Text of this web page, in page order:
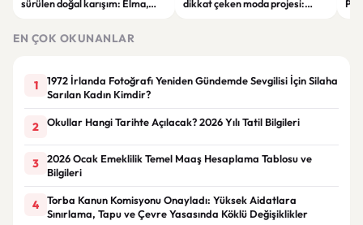
sürülen doğal karışım: Elma,
dikkat çeken moda projesi:
EN ÇOK OKUNANLAR
1
1972 İrlanda Fotoğrafı Yeniden Gündemde Sevgilisi İçin Silaha
Sarılan Kadın Kimdir?
2 Okullar Hangi Tarihte Açılacak? 2026 Yılı Tatil Bilgileri
3
2026 Ocak Emeklilik Temel Maaş Hesaplama Tablosu ve
Bilgileri
4
Torba Kanun Komisyonu Onayladı: Yüksek Aidatlara
Sınırlama, Tapu ve Çevre Yasasında Köklü Değişiklikler